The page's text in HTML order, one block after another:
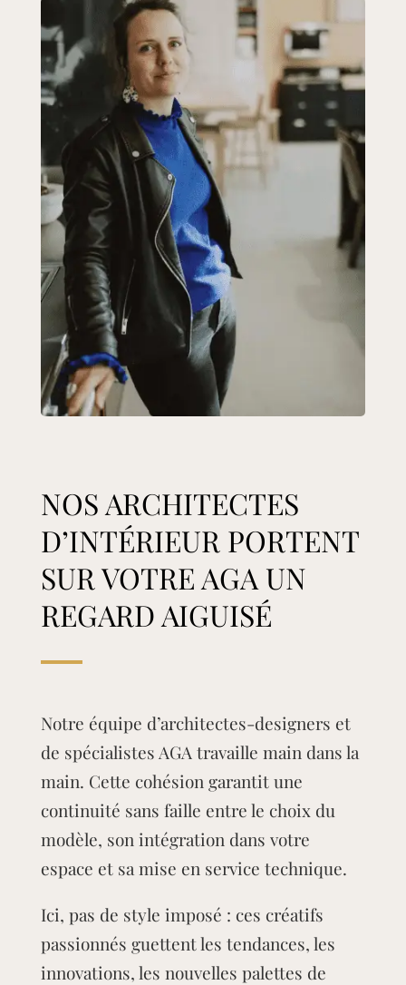
NOS ARCHITECTES
D’INTÉRIEUR PORTENT
SUR VOTRE AGA UN
REGARD AIGUISÉ
Notre équipe d’architectes-designers et
de spécialistes AGA travaille main dans la
main. Cette cohésion garantit une
continuité sans faille entre le choix du
modèle, son intégration dans votre
espace et sa mise en service technique.
Ici, pas de style imposé : ces créatifs
passionnés guettent les tendances, les
innovations, les nouvelles palettes de